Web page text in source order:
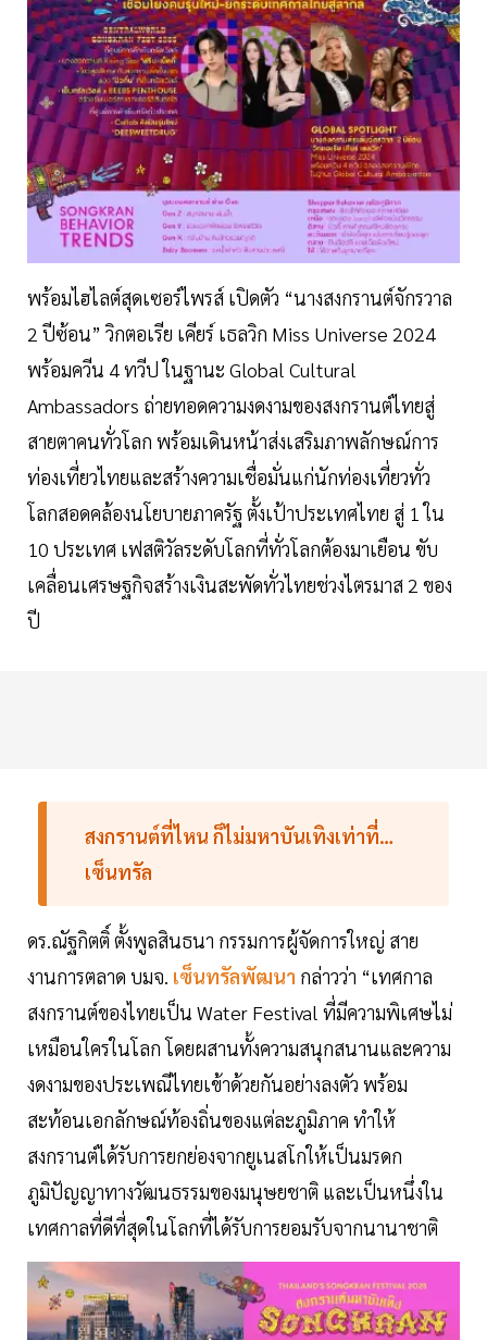
พร้อมไฮไลต์สุดเซอร์ไพรส์ เปิดตัว “นางสงกรานต์จักรวาล
2 ปีซ้อน” วิกตอเรีย เคียร์ เธลวิก Miss Universe 2024
พร้อมควีน 4 ทวีป ในฐานะ Global Cultural
Ambassadors ถ่ายทอดความงดงามของสงกรานต์ไทยสู่
สายตาคนทั่วโลก พร้อมเดินหน้าส่งเสริมภาพลักษณ์การ
ท่องเที่ยวไทยและสร้างความเชื่อมั่นแก่นักท่องเที่ยวทั่ว
โลกสอดคล้องนโยบายภาครัฐ ตั้งเป้าประเทศไทย สู่ 1 ใน
10 ประเทศ เฟสติวัลระดับโลกที่ทั่วโลกต้องมาเยือน ขับ
เคลื่อนเศรษฐกิจสร้างเงินสะพัดทั่วไทยช่วงไตรมาส 2 ของ
ปี
สงกรานต์ที่ไหน ก็ไม่มหาบันเทิงเท่าที่…
เซ็นทรัล
ดร.ณัฐกิตติ์ ตั้งพูลสินธนา กรรมการผู้จัดการใหญ่ สาย
งานการตลาด บมจ. เซ็นทรัลพัฒนา กล่าวว่า “เทศกาล
สงกรานต์ของไทยเป็น Water Festival ที่มีความพิเศษไม่
เหมือนใครในโลก โดยผสานทั้งความสนุกสนานและความ
งดงามของประเพณีไทยเข้าด้วยกันอย่างลงตัว พร้อม
สะท้อนเอกลักษณ์ท้องถิ่นของแต่ละภูมิภาค ทำให้
สงกรานต์ได้รับการยกย่องจากยูเนสโกให้เป็นมรดก
ภูมิปัญญาทางวัฒนธรรมของมนุษยชาติ และเป็นหนึ่งใน
เทศกาลที่ดีที่สุดในโลกที่ได้รับการยอมรับจากนานาชาติ